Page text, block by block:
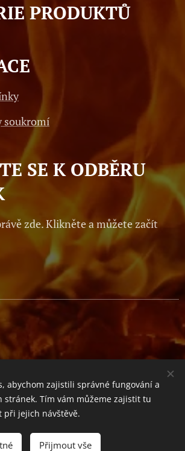
Do košíku
PRODUKTŮ
soukromí
SE K ODBĚRU
zde. Klikněte a můžete začít
náměstí 1, Praha, 110 00 Cookies
abychom zajistili správné fungování a
stránek. Tím vám můžeme zajistit tu
při jejich návštěvě.
Přijmout vše